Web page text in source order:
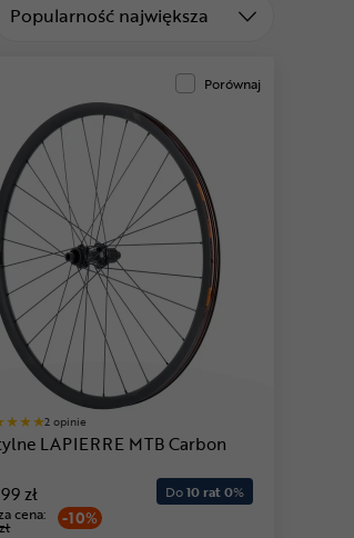
Sortuj od
Popularność największa
Porównaj
2 opinie
LAPIERRE MTB Carbon
zł
-10%
cena:
Do10 rat 0%